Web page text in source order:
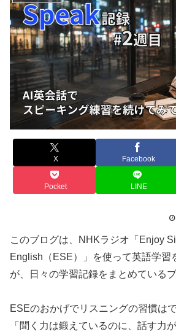
X Facebook
Pocket LINE
このブログは、NHKラジオ「Enjoy
English（ESE）」を使って英語学習
が、日々の学習記録をまとめているブ
ESEのおかげでリスニングの習慣は
「聞く力は鍛えているのに、話す力